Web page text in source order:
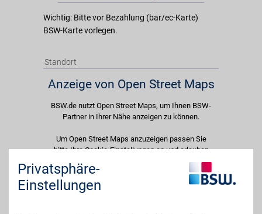
Wichtig: Bitte vor Bezahlung (bar/ec-Karte)
BSW-Karte vorlegen.
Standort
Anzeige von Open Street Maps
BSW.de nutzt Open Street Maps, um Ihnen BSW-
Partner in Ihrer Nähe anzeigen zu können.
Um Open Street Maps anzuzeigen passen Sie
bitte Ihre Cookie-Einstellungen an und erlauben
Sie "Externe Inhalte". Diese Auswahl können Sie
jederzeit über die Cookie-Einstellungen im
unteren Seitenbereich ändern.
Privatsphäre-
Einstellungen